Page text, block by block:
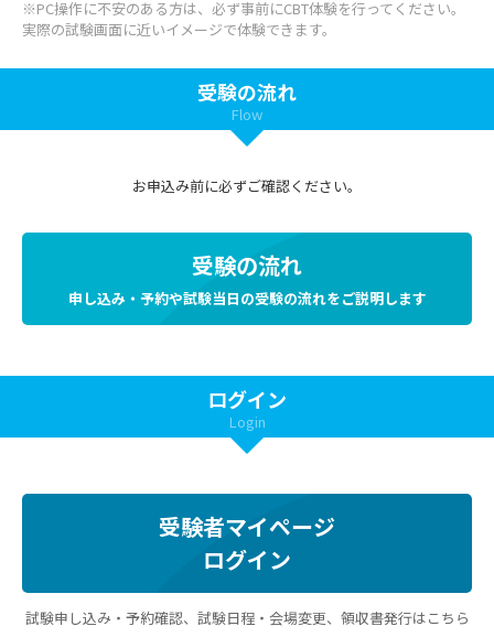
※PC操作に不安のある方は、必ず事前にCBT体験を行ってください。
実際の試験画面に近いイメージで体験できます。
受験の流れ
Flow
お申込み前に必ずご確認ください。
受験の流れ
申し込み・予約や試験当日の受験の流れをご説明します
ログイン
Login
受験者マイページ
ログイン
試験申し込み・予約確認、試験日程・会場変更、領収書発行はこちら